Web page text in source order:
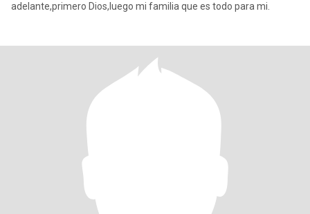
adelante,primero Dios,luego mi familia que es todo para mi.